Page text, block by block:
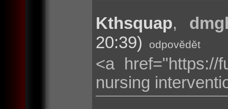
Kthsquap,
20:39)
odpovědět
<a href="https://
nursing